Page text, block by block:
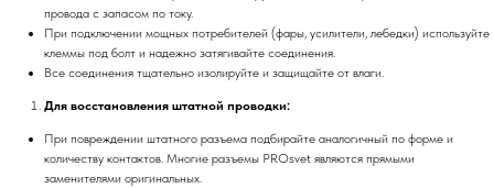
провода с запасом по току.
При подключении мощных потребителей (фары, усилители, лебедки) используйте
клеммы под болт и надежно затягивайте соединения.
Все соединения тщательно изолируйте и защищайте от влаги.
Для восстановления штатной проводки:
При повреждении штатного разъема подбирайте аналогичный по форме и
количеству контактов. Многие разъемы PROsvet являются прямыми
заменителями оригинальных.